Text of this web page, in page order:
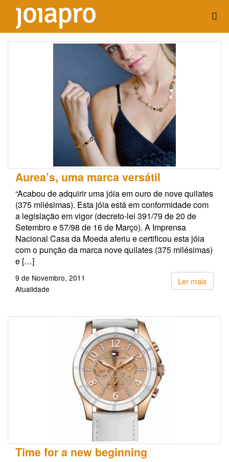
Aurea’s, uma marca versátil
“Acabou de adquirir uma jóia em ouro de nove quilates
(375 milésimas). Esta jóia está em conformidade com
a legislação em vigor (decreto-lei 391/79 de 20 de
Setembro e 57/98 de 16 de Março). A Imprensa
Nacional Casa da Moeda aferiu e certificou esta jóia
com o punção da marca nove quilates (375 milésimas)
e […]
Ler mais
9 de Novembro, 2011
Atualidade
Time for a new beginning